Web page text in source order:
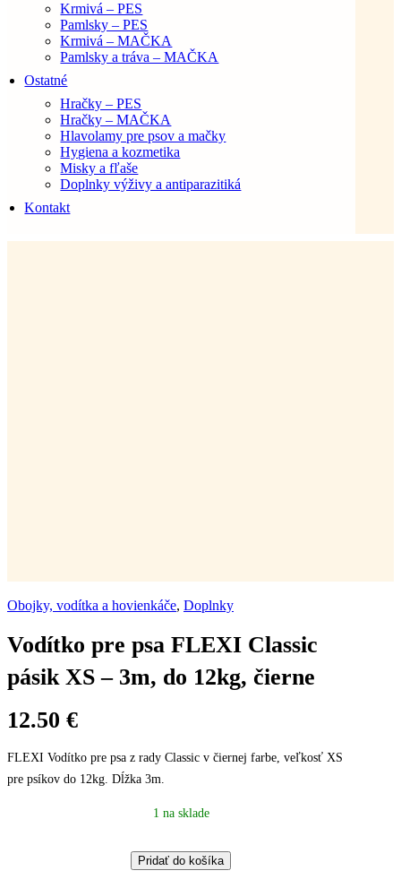
Krmivá – PES
Pamlsky – PES
Krmivá – MAČKA
Pamlsky a tráva – MAČKA
Ostatné
Hračky – PES
Hračky – MAČKA
Hlavolamy pre psov a mačky
Hygiena a kozmetika
Misky a fľaše
Doplnky výživy a antiparazitiká
Kontakt
Obojky, vodítka a hovienkáče, Doplnky
Vodítko pre psa FLEXI Classic
pásik XS – 3m, do 12kg, čierne
12.50 €
FLEXI Vodítko pre psa z rady Classic v čiernej farbe, veľkosť XS
pre psíkov do 12kg. Dĺžka 3m.
1 na sklade
Vodítko
pre
Pridať do košíka